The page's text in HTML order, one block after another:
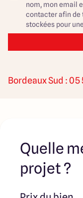
👉 Possibilité
🌿 Le terrain – 590
Parcelle offrant un
belle implantation
📞 Envie d’en savoir
Contactez-nous
maison au Taillan-
nom, mon email
contacter afin de
stockées pour
Bordeaux Sud : 05
Quelle
projet ?